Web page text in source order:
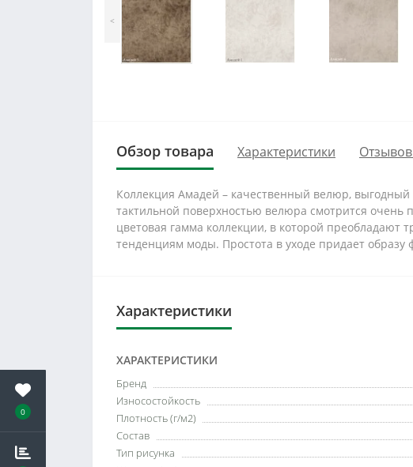
0
<
Обзор товара Характеристики
Коллекция Амадей – качественный велюр,
тактильной поверхностью велюра смотрится очень
цветовая гамма коллекции, в которой преобладают
тенденциям моды. Простота в уходе придает образу
Характеристики
ХАРАКТЕРИСТИКИ
Бренд
Износостойкость
Плотность (г/м2)
Состав
Тип рисунка